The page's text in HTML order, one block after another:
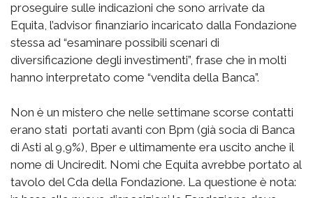
proseguire sulle indicazioni che sono arrivate da
Equita, l’advisor finanziario incaricato dalla Fondazione
stessa ad “esaminare possibili scenari di
diversificazione degli investimenti”, frase che in molti
hanno interpretato come “vendita della Banca”.
Non è un mistero che nelle settimane scorse contatti
erano stati portati avanti con Bpm (già socia di Banca
di Asti al 9,9%), Bper e ultimamente era uscito anche il
nome di Unciredit. Nomi che Equita avrebbe portato al
tavolo del Cda della Fondazione. La questione è nota: